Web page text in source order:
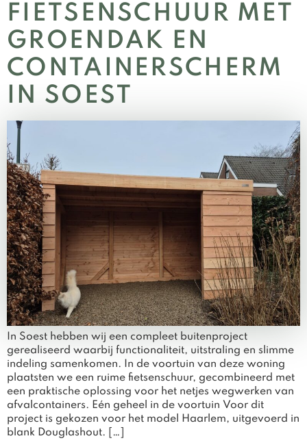
FIETSENSCHUUR MET
GROENDAK EN
CONTAINERSCHERM
IN SOEST
In Soest hebben wij een compleet buitenproject
gerealiseerd waarbij functionaliteit, uitstraling en slimme
indeling samenkomen. In de voortuin van deze woning
plaatsten we een ruime fietsenschuur, gecombineerd met
een praktische oplossing voor het netjes wegwerken van
afvalcontainers. Eén geheel in de voortuin Voor dit
project is gekozen voor het model Haarlem, uitgevoerd in
blank Douglashout. […]